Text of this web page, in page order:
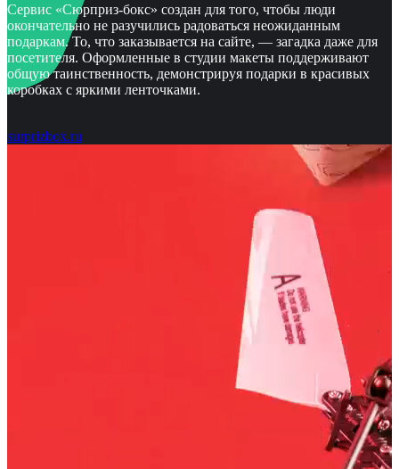
Сервис «Сюрприз-бокс» создан для того, чтобы люди
окончательно не разучились радоваться неожиданным
подаркам. То, что заказывается на сайте, — загадка даже для
посетителя. Оформленные в студии макеты поддерживают
общую таинственность, демонстрируя подарки в красивых
коробках с яркими ленточками.
surprizbox.ru